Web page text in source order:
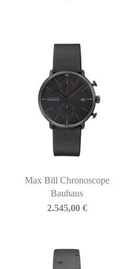
Max Bill Chronoscope
Bauhaus
2.545,00 €